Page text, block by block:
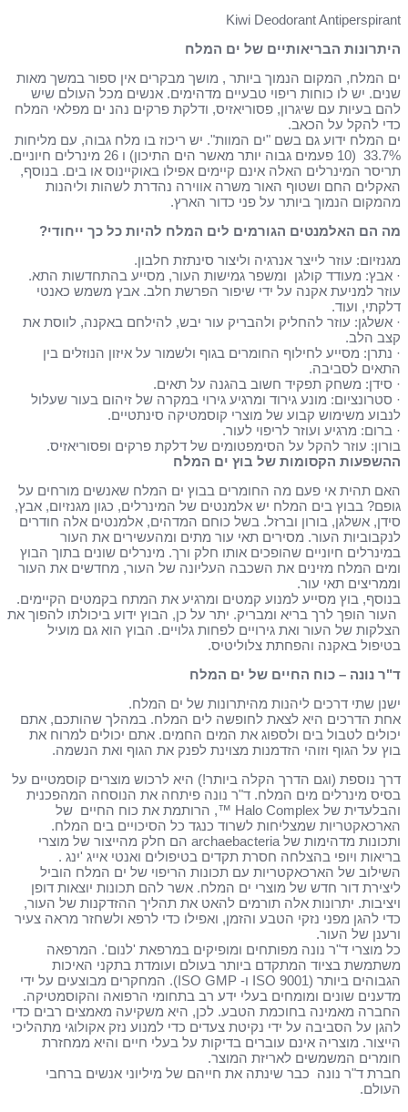
Kiwi Deodorant Antiperspirant
היתרונות הבריאותיים של ים המלח
ים המלח, המקום הנמוך ביותר , מושך מבקרים אין ספור במשך מאות
שנים. יש לו כוחות ריפוי טבעיים מדהימים. אנשים מכל העולם שיש
להם בעיות עם שיגרון, פסוריאזיס, ודלקת פרקים נהנ ים מפלאי המלח
כדי להקל על הכאב.
ים המלח ידוע גם בשם "ים המוות". יש ריכוז בו מלח גבוה, עם מליחות
33.7% (10 פעמים גבוה יותר מאשר הים התיכון) ו 26 מינרלים חיוניים.
תריסר המינרלים האלה אינם קיימים אפילו באוקיינוס או בים. בנוסף,
האקלים החם ושטוף האור משרה אווירה נהדרת לשהות וליהנות
מהמקום הנמוך ביותר על פני כדור הארץ.
מה הם האלמנטים הגורמים לים המלח להיות כל כך ייחודי?
מגנזיום: עוזר לייצר אנרגיה וליצור סינתזת חלבון.
· אבץ: מעודד קולגן ומשפר גמישות העור, מסייע בהתחדשות התא.
עוזר למניעת אקנה על ידי שיפור הפרשת חלב. אבץ משמש כאנטי
דלקתי, ועוד.
· אשלגן: עוזר להחליק ולהבריק עור יבש, להילחם באקנה, לווסת את
קצב הלב.
· נתרן: מסייע לחילוף החומרים בגוף ולשמור על איזון הנוזלים בין
התאים לסביבה.
· סידן: משחק תפקיד חשוב בהגנה על תאים.
· סטרונציום: מונע גירוד ומרגיע גירוי במקרה של זיהום בעור שעלול
לנבוע משימוש קבוע של מוצרי קוסמטיקה סינתטיים.
· ברום: מרגיע ועוזר לריפוי לעור.
בורון: עוזר להקל על הסימפטומים של דלקת פרקים ופסוריאזיס.
ההשפעות הקסומות של בוץ ים המלח
האם תהית אי פעם מה החומרים בבוץ ים המלח שאנשים מורחים על
גופם? בבוץ בים המלח יש אלמנטים של המינרלים, כגון מגנזיום, אבץ,
סידן, אשלגן, בורון וברזל. בשל כוחם המדהים, אלמנטים אלה חודרים
לנקבוביות העור. מסירים תאי עור מתים ומהעשירים את העור
במינרלים חיוניים שהופכים אותו חלק ורך. מינרלים שונים בתוך הבוץ
ומים המלח מזינים את השכבה העליונה של העור, מחדשים את העור
וממריצים תאי עור.
בנוסף, בוץ מסייע למנוע קמטים ומרגיע את המתח בקמטים הקיימים.
העור הופך לרך בריא ומבריק. יתר על כן, הבוץ ידוע ביכולתו להפוך את
הצלקות של העור ואת גירויים לפחות גלויים. הבוץ הוא גם מועיל
בטיפול באקנה והפחתת צלוליטיס.
ד"ר נונה – כוח החיים של ים המלח
ישנן שתי דרכים ליהנות מהיתרונות של ים המלח.
אחת הדרכים היא לצאת לחופשה לים המלח. במהלך שהותכם, אתם
יכולים לטבול בים ולספוג את המים החמים. אתם יכולים למרוח את
בוץ על הגוף וזוהי הזדמנות מצוינת לפנק את הגוף ואת הנשמה.
דרך נוספת (וגם הדרך הקלה ביותר!) היא לרכוש מוצרים קוסמטיים על
בסיס מינרלים מים המלח. ד"ר נונה פיתחה את הנוסחה המהפכנית
והבלעדית של Halo Complex ™, הרותמת את כוח החיים של
הארכאקטריות שמצליחות לשרוד כנגד כל הסיכויים בים המלח.
ותכונות מדהימות של archaebacteria הם חלק מהייצור של מוצרי
בריאות ויופי בהצלחה חסרת תקדים בטיפולים ואנטי אייג 'ינג .
השילוב של הארכאקטריות עם תכונות הריפוי של ים המלח הוביל
ליצירת דור חדש של מוצרי ים המלח. אשר להם תכונות יוצאות דופן
ויציבות. יתרונות אלה תורמים להאט את תהליך ההזדקנות של העור,
כדי להגן מפני נזקי הטבע והזמן, ואפילו כדי לרפא ולשחזר מראה צעיר
ורענן של העור.
כל מוצרי ד"ר נונה מפותחים ומופיקים במרפאת 'לנום'. המרפאה
משתמשת בציוד המתקדם ביותר בעולם ועומדת בתקני האיכות
הגבוהים ביותר (ISO 9001 ו- ISO GMP). המחקרים מבוצעים על ידי
מדענים שונים ומומחים בעלי ידע רב בתחומי הרפואה והקוסמטיקה.
החברה מאמינה בחוכמת הטבע. לכן, היא משקיעה מאמצים רבים כדי
להגן על הסביבה על ידי נקיטת צעדים כדי למנוע נזק אקולוגי מתהליכי
הייצור. מוצריה אינם עוברים בדיקות על בעלי חיים והיא ממחזרת
חומרים המשמשים לאריזת המוצר.
חברת ד"ר נונה כבר שינתה את חייהם של מיליוני אנשים ברחבי
העולם.